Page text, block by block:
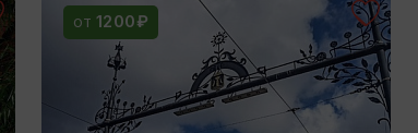
ОТ 1200₽